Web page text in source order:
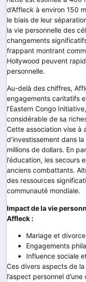
d’Affleck à environ 150
le biais de leur
la vie personnelle des
changements
frappant montrant
Hollywood peuvent
personnelle.
Au-delà des chiffres,
engagements caritatifs
l’Eastern Congo
considérable de sa
Cette association vise à
d’investissement dans
millions de dollars. En
l’éducation, les secours
anciens combattants.
des ressources
communauté mondiale.
Impact de la vie
Affleck :
Mariage et divorce
Engagements
Influence sociale
Ces divers aspects de
l’aspect personnel